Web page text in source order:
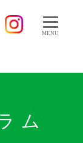
MENU
ム